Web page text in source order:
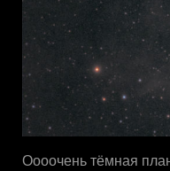
Оооочень тёмная